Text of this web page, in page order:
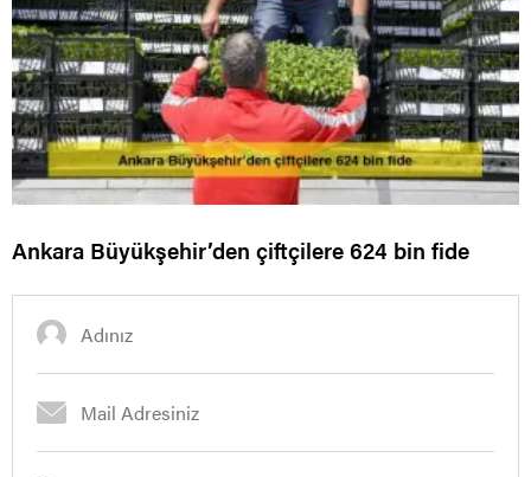
Ankara Büyükşehir’den çiftçilere 624 bin fide